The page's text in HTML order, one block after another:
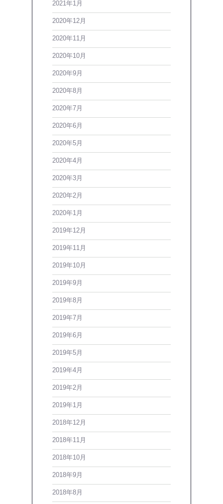
2021年1月
2020年12月
2020年11月
2020年10月
2020年9月
2020年8月
2020年7月
2020年6月
2020年5月
2020年4月
2020年3月
2020年2月
2020年1月
2019年12月
2019年11月
2019年10月
2019年9月
2019年8月
2019年7月
2019年6月
2019年5月
2019年4月
2019年2月
2019年1月
2018年12月
2018年11月
2018年10月
2018年9月
2018年8月